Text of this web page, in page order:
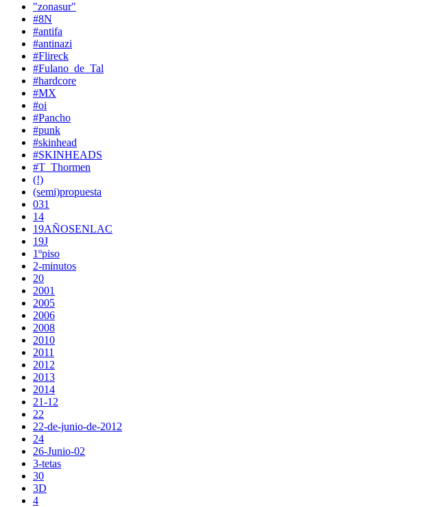
"zonasur"
#8N
#antifa
#antinazi
#Flireck
#Fulano_de_Tal
#hardcore
#MX
#oi
#Pancho
#punk
#skinhead
#SKINHEADS
#T_Thormen
(!)
(semi)propuesta
031
14
19AÑOSENLAC
19J
1ºpiso
2-minutos
20
2001
2005
2006
2008
2010
2011
2012
2013
2014
21-12
22
22-de-junio-de-2012
24
26-Junio-02
3-tetas
30
3D
4